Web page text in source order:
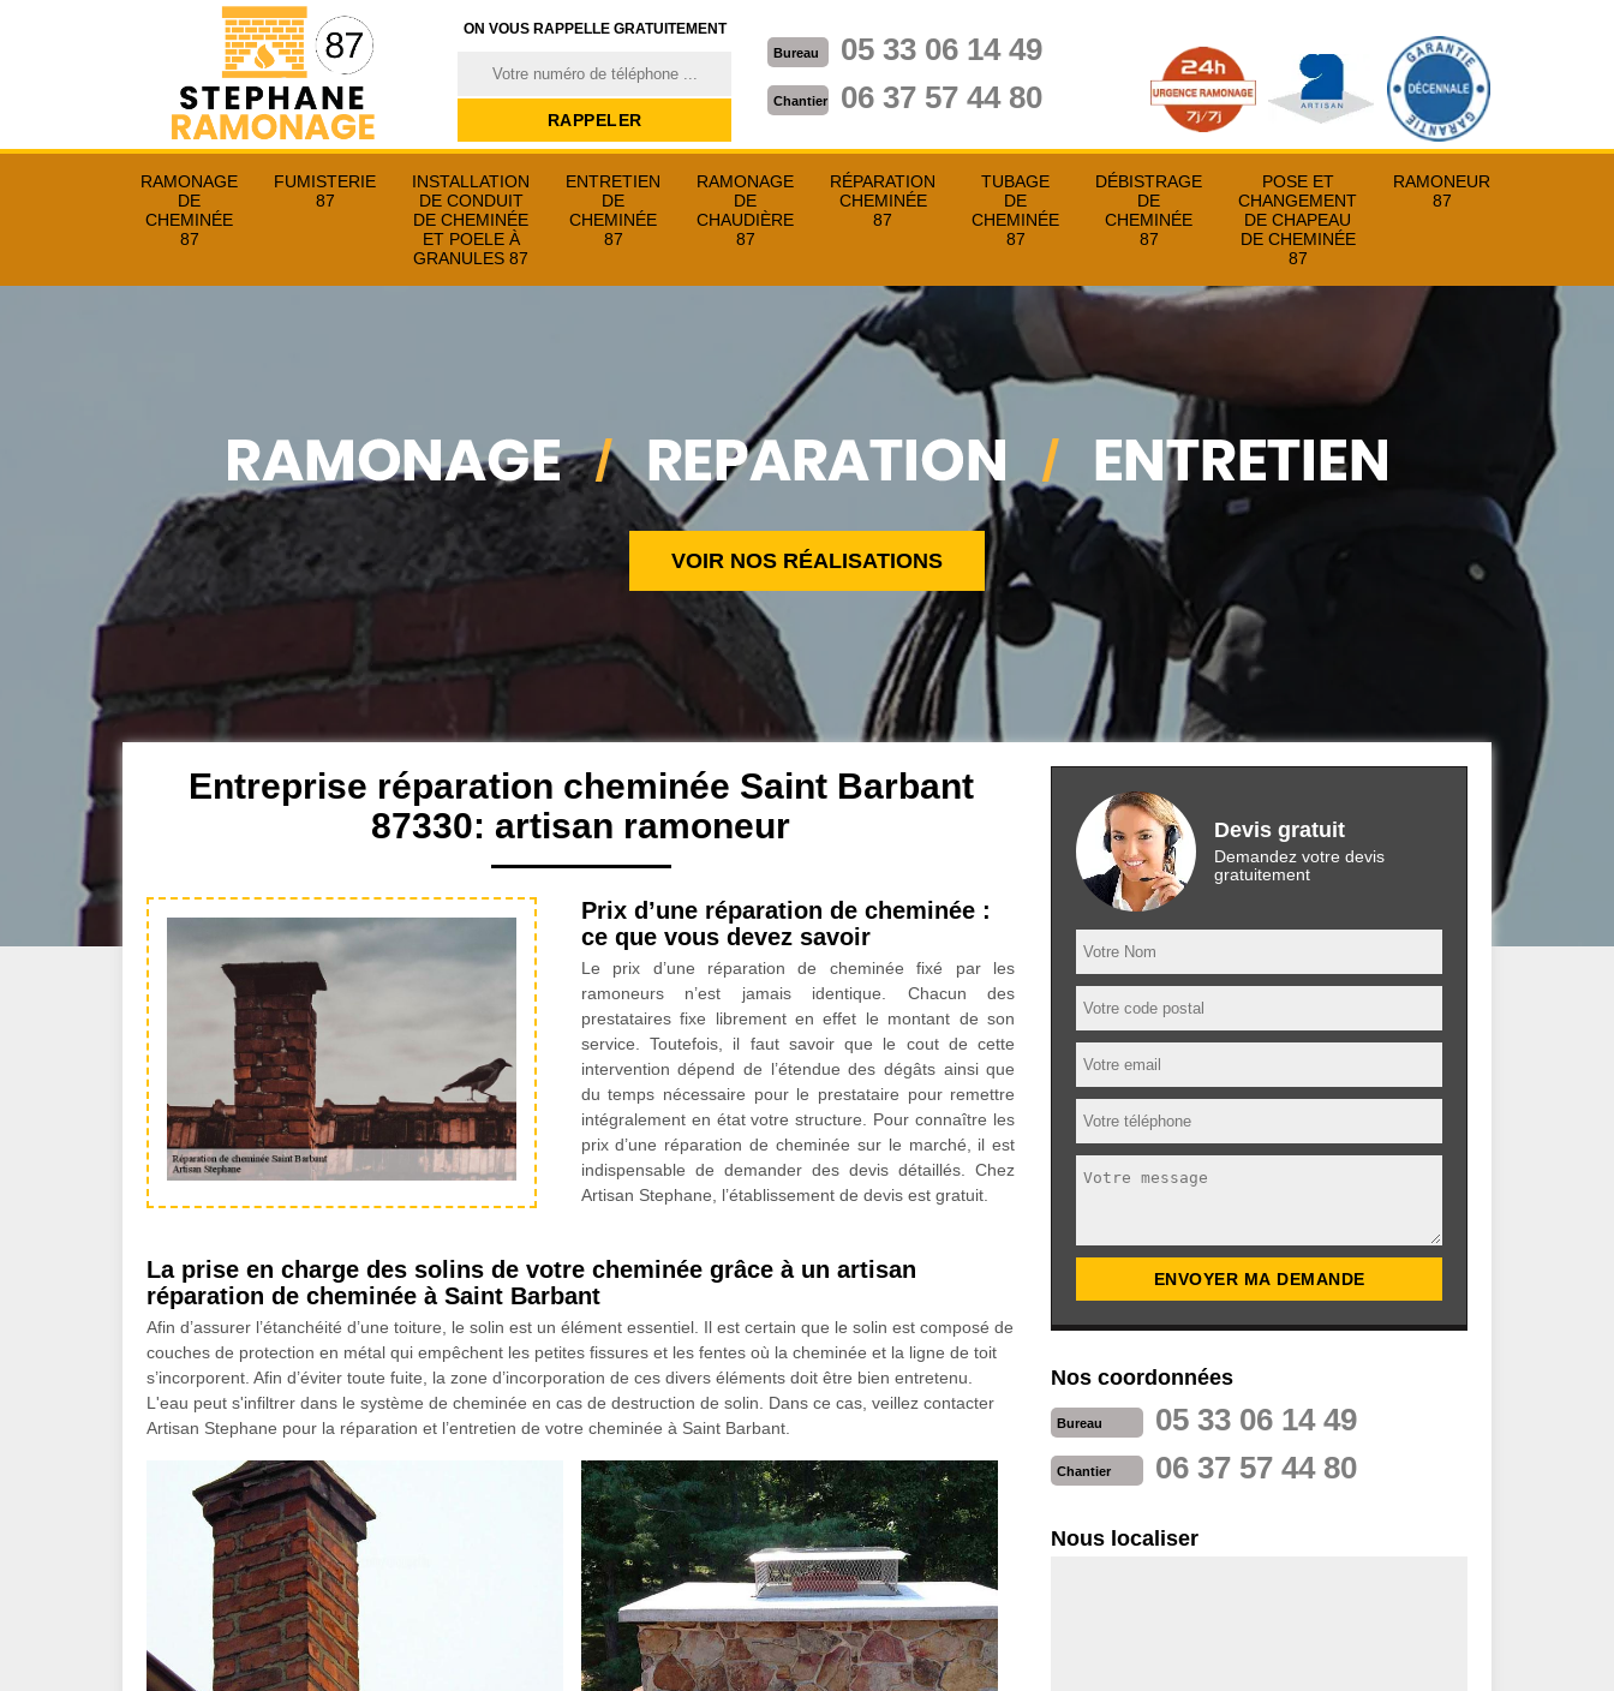
ON VOUS RAPPELLE GRATUITEMENT
Bureau 05 33 06 14 49
Chantier 06 37 57 44 80
RAMONAGE
DE
CHEMINÉE
87
FUMISTERIE
87
INSTALLATION
DE CONDUIT
DE CHEMINÉE
ET POELE À
GRANULES 87
ENTRETIEN
DE
CHEMINÉE
87
RAMONAGE
DE
CHAUDIÈRE
87
RÉPARATION
CHEMINÉE
87
TUBAGE
DE
CHEMINÉE
87
DÉBISTRAGE
DE
CHEMINÉE
87
POSE ET
CHANGEMENT
DE CHAPEAU
DE CHEMINÉE
87
RAMONEUR
87
VOIR NOS RÉALISATIONS
Entreprise réparation cheminée Saint Barbant
87330: artisan ramoneur
Prix d’une réparation de cheminée :
ce que vous devez savoir
Le prix d’une réparation de cheminée fixé par les
ramoneurs n’est jamais identique. Chacun des
prestataires fixe librement en effet le montant de son
service. Toutefois, il faut savoir que le cout de cette
intervention dépend de l’étendue des dégâts ainsi que
du temps nécessaire pour le prestataire pour remettre
intégralement en état votre structure. Pour connaître les
prix d’une réparation de cheminée sur le marché, il est
indispensable de demander des devis détaillés. Chez
Artisan Stephane, l’établissement de devis est gratuit.
La prise en charge des solins de votre cheminée grâce à un artisan
réparation de cheminée à Saint Barbant
Afin d’assurer l’étanchéité d’une toiture, le solin est un élément essentiel. Il est certain que le solin est composé de
couches de protection en métal qui empêchent les petites fissures et les fentes où la cheminée et la ligne de toit
s’incorporent. Afin d’éviter toute fuite, la zone d’incorporation de ces divers éléments doit être bien entretenu.
L'eau peut s'infiltrer dans le système de cheminée en cas de destruction de solin. Dans ce cas, veillez contacter
Artisan Stephane pour la réparation et l’entretien de votre cheminée à Saint Barbant.
Devis gratuit
Demandez votre devis
gratuitement
Nos coordonnées
Bureau 05 33 06 14 49
Chantier 06 37 57 44 80
Nous localiser